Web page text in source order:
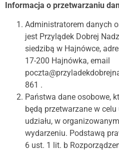
Informacja o przetwarzaniu
Administratorem danych
jest Przylądek Dobrej
siedzibą w Hajnówce,
17-200 Hajnówka, email
861 .
Państwa dane osobowe,
będą przetwarzane w
udziału, w
wydarzeniu. Podstawą
6 ust. 1 lit. b